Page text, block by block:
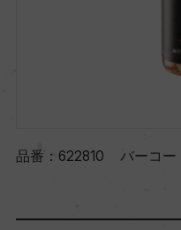
品番： 622810 バーコー